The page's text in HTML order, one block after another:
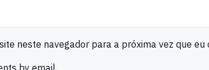
neste navegador para a próxima vez que eu